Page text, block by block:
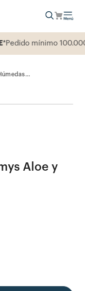
mínimo 100.000
Aloe y